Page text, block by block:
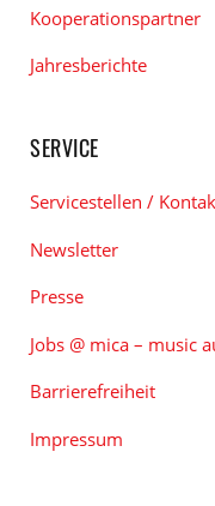
Kooperationspartner
Jahresberichte
SERVICE
Servicestellen /
Newsletter
Presse
Jobs @ mica – music
Barrierefreiheit
Impressum